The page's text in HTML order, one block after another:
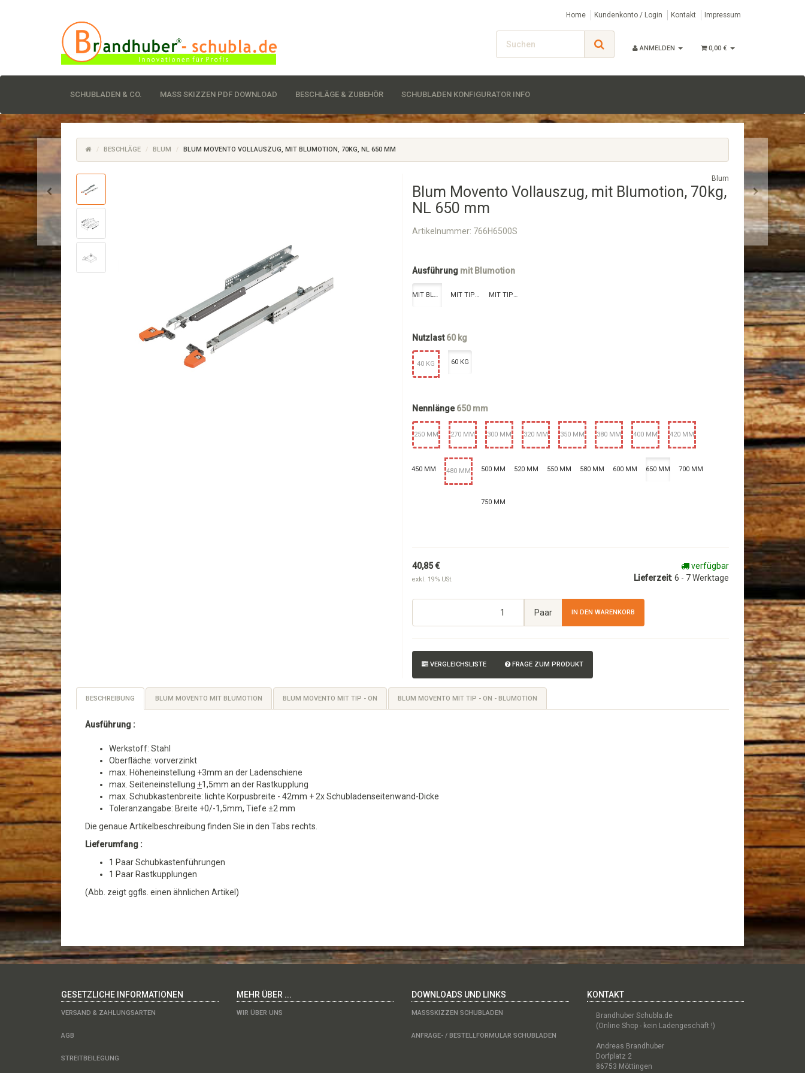
Home Kundenkonto / Login Kontakt Impressum
ANMELDEN 0,00 €
SCHUBLADEN & CO. MASS SKIZZEN PDF DOWNLOAD BESCHLÄGE & ZUBEHÖR SCHUBLADEN KONFIGURATOR INFO
BESCHLÄGE BLUM BLUM MOVENTO VOLLAUSZUG, MIT BLUMOTION, 70KG, NL 650 MM
Blum
Blum Movento Vollauszug, mit Blumotion, 70kg,
NL 650 mm
Artikelnummer: 766H6500S
Ausführung mit Blumotion
MIT BLUMOTION MIT TIP-ON MIT TIP-ON - BLUMOTION
Nutzlast60 kg
40 KG 60 KG
Nennlänge650 mm
250 MM 270 MM 300 MM 320 MM 350 MM 380 MM 400 MM 420 MM
450 MM 480 MM 500 MM 520 MM 550 MM 580 MM 600 MM 650 MM 700 MM
750 MM
40,85 €
exkl. 19% USt.
verfügbar
Lieferzeit: 6 - 7 Werktage
Paar IN DEN WARENKORB
VERGLEICHSLISTE FRAGE ZUM PRODUKT
BESCHREIBUNG BLUM MOVENTO MIT BLUMOTION BLUM MOVENTO MIT TIP - ON BLUM MOVENTO MIT TIP - ON - BLUMOTION
Ausführung :
Werkstoff: Stahl
Oberfläche: vorverzinkt
max. Höheneinstellung +3mm an der Ladenschiene
max. Seiteneinstellung +1,5mm an der Rastkupplung
max. Schubkastenbreite: lichte Korpusbreite - 42mm + 2x Schubladenseitenwand-Dicke
Toleranzangabe: Breite +0/-1,5mm, Tiefe ±2 mm
Die genaue Artikelbeschreibung finden Sie in den Tabs rechts.
Lieferumfang :
1 Paar Schubkastenführungen
1 Paar Rastkupplungen
(Abb. zeigt ggfls. einen ähnlichen Artikel)
GESETZLICHE INFORMATIONEN
VERSAND & ZAHLUNGSARTEN
AGB
STREITBEILEGUNG
MEHR ÜBER ...
WIR ÜBER UNS
DOWNLOADS UND LINKS
MASSSKIZZEN SCHUBLADEN
ANFRAGE- / BESTELLFORMULAR SCHUBLADEN
KONTAKT
Brandhuber Schubla.de
(Online Shop - kein Ladengeschäft !)
Andreas Brandhuber
Dorfplatz 2
86753 Möttingen